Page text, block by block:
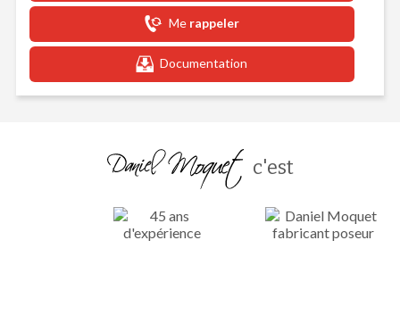
Me rappeler
Documentation
c'est